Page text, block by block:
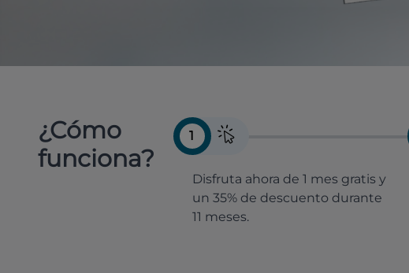
¿Cómo
funciona?
1
Disfruta ahora de 1 mes gratis y
un 35% de descuento durante
11 meses.